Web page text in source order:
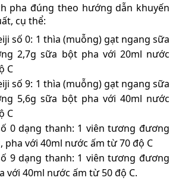
pha đúng theo hướng dẫn khuyến
cụ thể:
số 0: 1 thìa (muỗng) gạt ngang sữa
2,7g sữa bột pha với 20ml nước
C
số 9: 1 thìa (muỗng) gạt ngang sữa
5,6g sữa bột pha với 40ml nước
C
0 dạng thanh: 1 viên tương đương
pha với 40ml nước ấm từ 70 độ C
9 dạng thanh: 1 viên tương đương
với 40ml nước ấm từ 50 độ C.